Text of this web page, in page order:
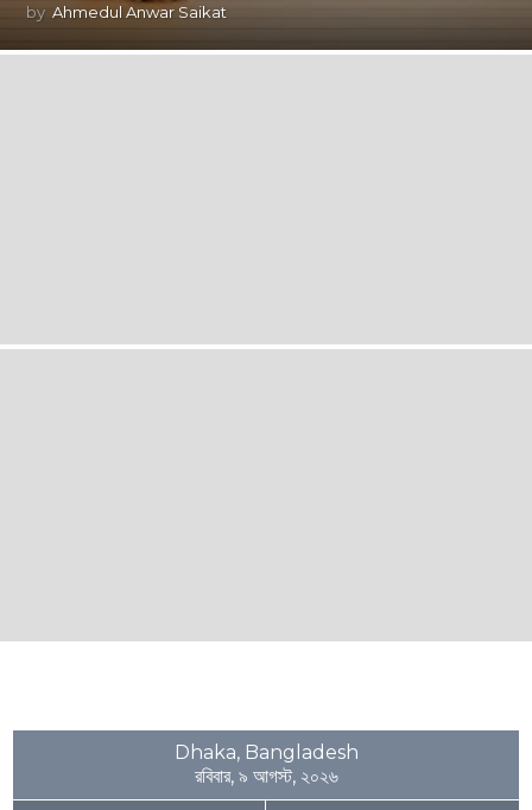
by Ahmedul Anwar Saikat
Dhaka, Bangladesh
রবিবার, ৯ আগস্ট, ২০২৬